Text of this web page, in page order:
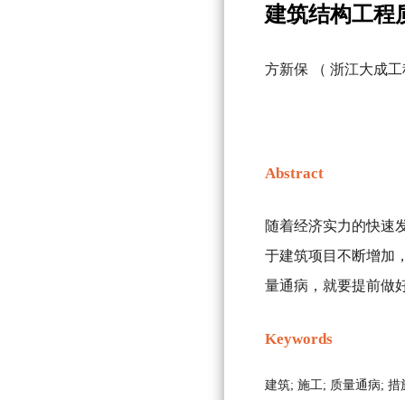
建筑结构工程
方新保 （ 浙江大成
Abstract
随着经济实力的快速
于建筑项目不断增加
量通病，就要提前做
Keywords
建筑; 施工; 质量通病; 措